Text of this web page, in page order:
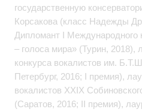
государственную
Корсакова (класс Надежды
Дипломант I Международного
– голоса мира» (Турин, 2018),
конкурса вокалистов им.
Петербург, 2016; I премия),
вокалистов XXIX
(Саратов, 2016; II премия),